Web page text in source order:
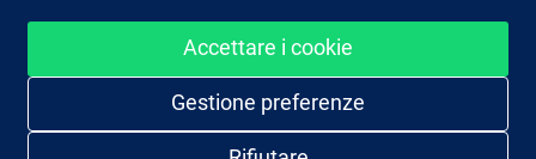
Accettare i cookie
Gestione preferenze